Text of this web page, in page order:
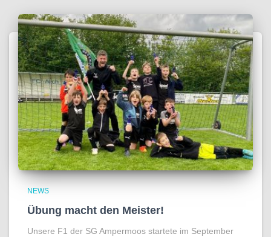
NEWS
Übung macht den Meister!
Unsere F1 der SG Ampermoos startete im September